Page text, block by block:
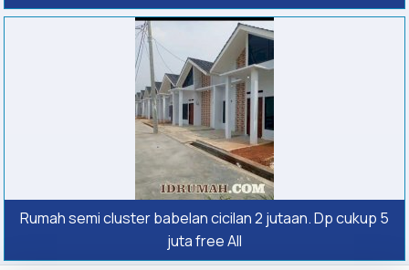
Rumah semi cluster babelan cicilan 2 jutaan. Dp cukup 5
juta free All